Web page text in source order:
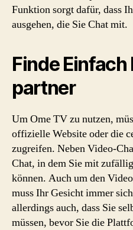
Funktion sorgt dafür, dass
ausgehen, die Sie Chat mit.
Finde Einfach
partner
Um Ome TV zu nutzen,
offizielle Website oder die
zugreifen. Neben Video-
Chat, in dem Sie mit
können. Auch um den
muss Ihr Gesicht immer
allerdings auch, dass Sie
müssen, bevor Sie die